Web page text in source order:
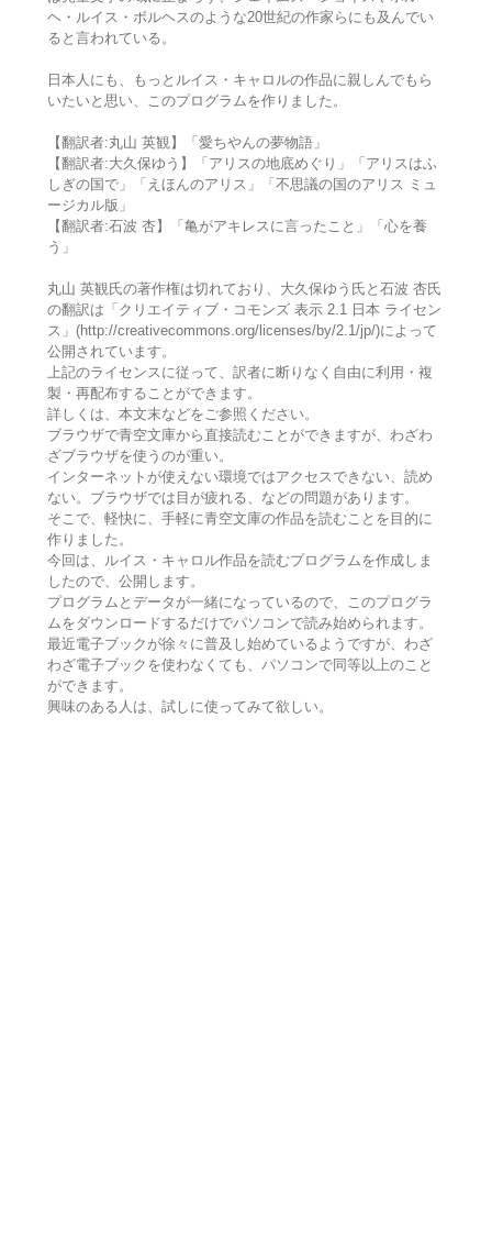
ヘ・ルイス・ボルヘスのような20世紀の作家らにも及んでい
ると言われている。
日本人にも、もっとルイス・キャロルの作品に親しんでもら
いたいと思い、このプログラムを作りました。
【翻訳者:丸山 英観】「愛ちやんの夢物語」
【翻訳者:大久保ゆう】「アリスの地底めぐり」「アリスはふ
しぎの国で」「えほんのアリス」「不思議の国のアリス ミュ
ージカル版」
【翻訳者:石波 杏】「亀がアキレスに言ったこと」「心を養
う」
丸山 英観氏の著作権は切れており、大久保ゆう氏と石波 杏氏
の翻訳は「クリエイティブ・コモンズ 表示 2.1 日本 ライセン
ス」(http://creativecommons.org/licenses/by/2.1/jp/)によって
公開されています。
上記のライセンスに従って、訳者に断りなく自由に利用・複
製・再配布することができます。
詳しくは、本文末などをご参照ください。
ブラウザで青空文庫から直接読むことができますが、わざわ
ざブラウザを使うのが重い。
インターネットが使えない環境ではアクセスできない、読め
ない。ブラウザでは目が疲れる、などの問題があります。
そこで、軽快に、手軽に青空文庫の作品を読むことを目的に
作りました。
今回は、ルイス・キャロル作品を読むプログラムを作成しま
したので、公開します。
プログラムとデータが一緒になっているので、このプログラ
ムをダウンロードするだけでパソコンで読み始められます。
最近電子ブックが徐々に普及し始めているようですが、わざ
わざ電子ブックを使わなくても、パソコンで同等以上のこと
ができます。
興味のある人は、試しに使ってみて欲しい。